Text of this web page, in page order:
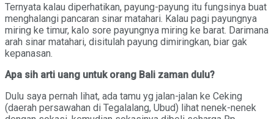
Ternyata kalau diperhatikan, payung-payung itu fungsinya buat
menghalangi pancaran sinar matahari. Kalau pagi payungnya
miring ke timur, kalo sore payungnya miring ke barat. Darimana
arah sinar matahari, disitulah payung dimiringkan, biar gak
kepanasan.
Apa sih arti uang untuk orang Bali zaman dulu?
Dulu saya pernah lihat, ada tamu yg jalan-jalan ke Ceking
(daerah persawahan di Tegalalang, Ubud) lihat nenek-nenek